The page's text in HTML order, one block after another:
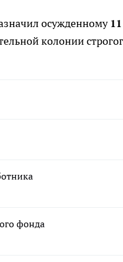
осужденному
колонии
фонда